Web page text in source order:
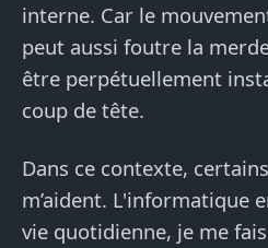
interne. Car le
peut aussi foutre la
être perpétuellement
coup de tête.
Dans ce contexte,
m’aident. L'informatique
vie quotidienne, je me